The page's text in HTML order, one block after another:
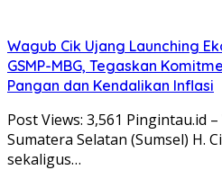
Wagub Cik Ujang Launching
GSMP-MBG, Tegaskan
Pangan dan Kendalikan Inflasi
Post Views: 3,561 Pingintau.id
Sumatera Selatan (Sumsel) H.
sekaligus…